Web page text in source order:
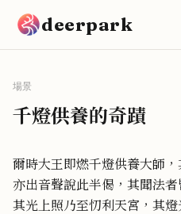
deerpark
場景
千燈供養的奇蹟
爾時大王即燃千燈供養大師
亦出音聲說此半偈，其聞法
其光上照乃至忉利天宮，其